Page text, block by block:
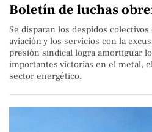
Boletín de luchas
Se disparan los despidos
aviación y los servicios con la
presión sindical logra amortiguar
importantes victorias en el metal,
sector energético.